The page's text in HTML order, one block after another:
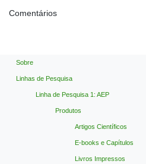
Comentários
Sobre
Linhas de Pesquisa
Linha de Pesquisa 1: AEP
Produtos
Artigos Científicos
E-books e Capítulos
Livros Impressos